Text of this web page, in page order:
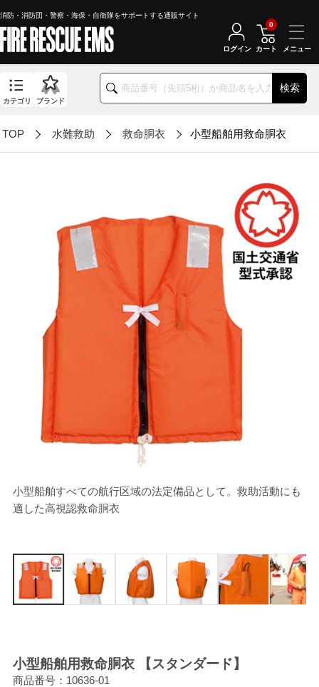
消防・消防団・警察・海保・自衛隊をサポートする通販サイト
検索
カテゴリ ブランド
ログイン カート
0
TOP 水難救助 救命胴衣 小型船舶用救命胴衣 【ス
小型船舶すべての航行区域の法定備品として。救助活動にも
適した高視認救命胴衣
小型船舶用救命胴衣 【スタンダード】
商品番号：10636-01